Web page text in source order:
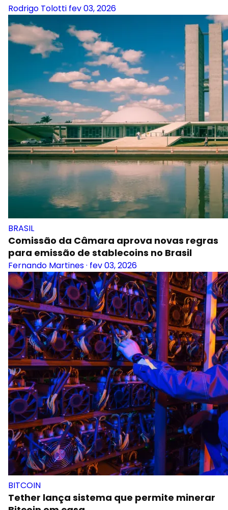
Rodrigo Tolotti fev 03, 2026
BRASIL
Comissão da Câmara aprova novas regras
para emissão de stablecoins no Brasil
Fernando Martines· fev 03, 2026
BITCOIN
Tether lança sistema que permite minerar